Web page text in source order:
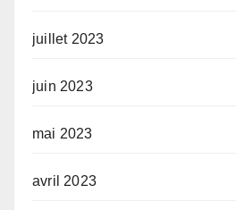
juillet 2023
juin 2023
mai 2023
avril 2023